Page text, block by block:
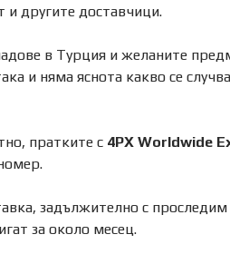
и другите доставчици.
в Турция и желаните
и няма яснота какво се
пратките с 4PX Worldwide
задължително с
за около месец.